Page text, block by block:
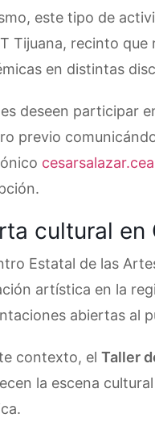
este tipo de
Tijuana, recinto
en distintas
deseen participar
previo
cultural en
Estatal de las
artística en la
abiertas al
contexto, el Taller
la escena